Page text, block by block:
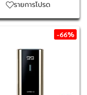
รายการโปรด
-66%